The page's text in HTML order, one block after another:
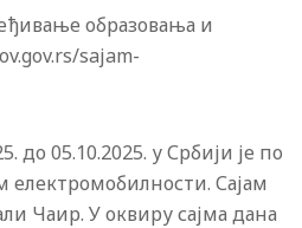
образовања и
sajam-
до 05.10.2025. у Србији је по
електромобилности. Сајам
Чаир. У оквиру сајма дана